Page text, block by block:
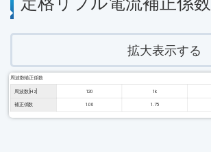
拡大表示する
周波数補正係数
周波数 [Hz] 120 1k
補正係数 1.00 1.75